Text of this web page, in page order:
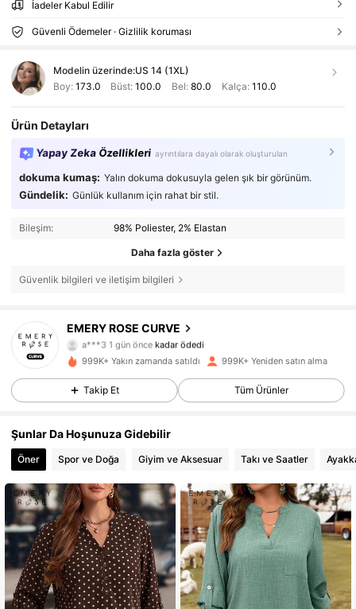
İadeler Kabul Edilir
Güvenli Ödemeler · Gizlilik koruması
Modelin üzerinde:US 14 (1XL)
Boy: 173.0 Büst:100.0 Bel: 80.0 Kalça: 110.0
Ürün Detayları
Yapay Zeka Özellikleri ayrıntılara dayalı olarak oluşturulan
dokuma kumaş: Yalın dokuma dokusuyla gelen şık bir görünüm.
Gündelik: Günlük kullanım için rahat bir stil.
Bileşim: 98% Poliester, 2% Elastan
Daha fazla göster
Güvenlik bilgileri ve iletişim bilgileri
EMERY ROSE CURVE
4,81
1M Takipçiler
a***3 1 gün önce kadar ödedi
4,81 1M Takipçiler
4,81 1M Takipçiler
4,81 1M Takipçiler
4,81 1M Takipçiler
4,81 1M Takipçiler
999K+ Yakın zamanda satıldı 999K+ Yeniden satın alma
Takip Et Tüm Ürünler
Şunlar Da Hoşunuza Gidebilir
Öner Spor ve Doğa Giyim ve Aksesuar Takı ve Saatler